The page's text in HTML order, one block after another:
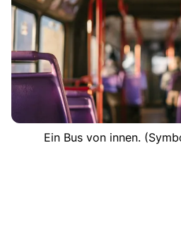
Ein Bus von innen.